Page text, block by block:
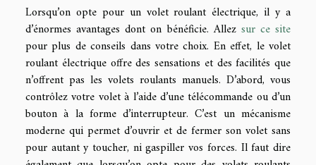
Lorsqu’on opte pour un volet roulant électrique, il y a
d’énormes avantages dont on bénéficie. Allez sur ce site
pour plus de conseils dans votre choix. En effet, le volet
roulant électrique offre des sensations et des facilités que
n’offrent pas les volets roulants manuels. D’abord, vous
contrôlez votre volet à l’aide d’une télécommande ou d’un
bouton à la forme d’interrupteur. C’est un mécanisme
moderne qui permet d’ouvrir et de fermer son volet sans
pour autant y toucher, ni gaspiller vos forces. Il faut dire